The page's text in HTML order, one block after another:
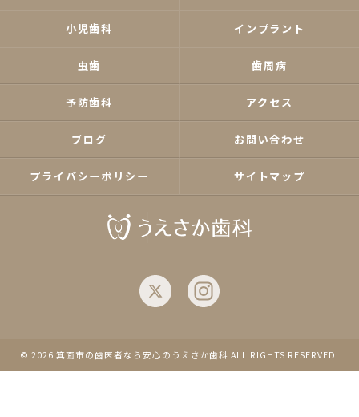
小児歯科 インプラント
虫歯 歯周病
予防歯科 アクセス
ブログ お問い合わせ
プライバシーポリシー サイトマップ
© 2026 箕面市の歯医者なら安心のうえさか歯科 ALL RIGHTS RESERVED.